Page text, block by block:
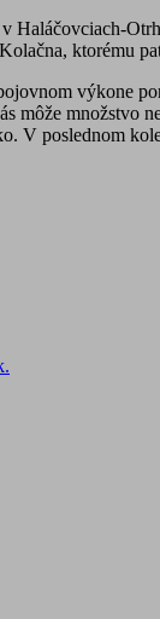
ktorému
výkone
množstvo
V poslednom